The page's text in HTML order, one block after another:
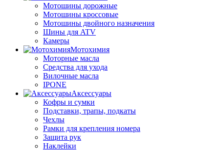
Мотошины дорожные
Мотошины кроссовые
Мотошины двойного назначения
Шины для ATV
Камеры
Мотохимия
Моторные масла
Средства для ухода
Вилочные масла
IPONE
Аксессуары
Кофры и сумки
Подставки, трапы, подкаты
Чехлы
Рамки для крепления номера
Защита рук
Наклейки